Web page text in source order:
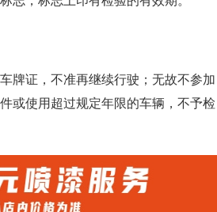
牌证，不准再继续行驶；无故不参加
或使用超过规定年限的车辆，不予检